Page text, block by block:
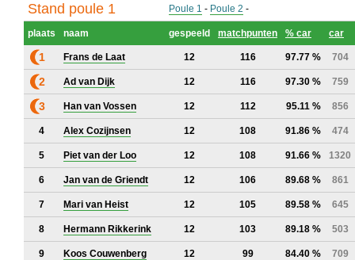
Stand poule 1 Poule 1 - Poule 2 -
plaats naam gespeeld matchpunten % car car
1 Frans de Laat 12 116 97.77 % 704
2 Ad van Dijk 12 116 97.30 % 759
3 Han van Vossen 12 112 95.11 % 856
4 Alex Cozijnsen 12 108 91.86 % 474
5 Piet van der Loo 12 108 91.66 % 1320
6 Jan van de Griendt 12 106 89.68 % 861
7 Mari van Heist 12 105 89.58 % 645
8 Hermann Rikkerink 12 103 89.18 % 503
9 Koos Couwenberg 12 99 84.40 % 709